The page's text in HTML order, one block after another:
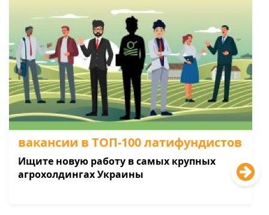
вакансии в ТОП-100 латифундистов
Ищите новую работу в самых крупных
агрохолдингах Украины